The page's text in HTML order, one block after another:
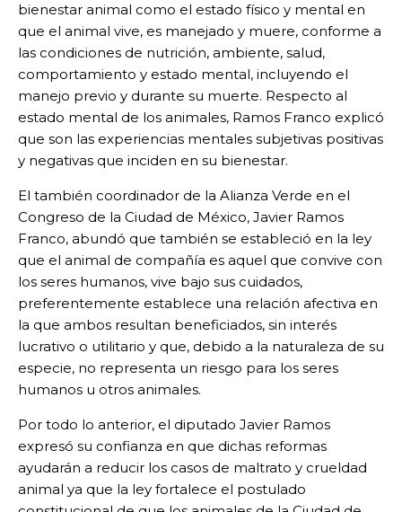
bienestar animal como el estado físico y mental en
que el animal vive, es manejado y muere, conforme a
las condiciones de nutrición, ambiente, salud,
comportamiento y estado mental, incluyendo el
manejo previo y durante su muerte. Respecto al
estado mental de los animales, Ramos Franco explicó
que son las experiencias mentales subjetivas positivas
y negativas que inciden en su bienestar.
El también coordinador de la Alianza Verde en el
Congreso de la Ciudad de México, Javier Ramos
Franco, abundó que también se estableció en la ley
que el animal de compañía es aquel que convive con
los seres humanos, vive bajo sus cuidados,
preferentemente establece una relación afectiva en
la que ambos resultan beneficiados, sin interés
lucrativo o utilitario y que, debido a la naturaleza de su
especie, no representa un riesgo para los seres
humanos u otros animales.
Por todo lo anterior, el diputado Javier Ramos
expresó su confianza en que dichas reformas
ayudarán a reducir los casos de maltrato y crueldad
animal ya que la ley fortalece el postulado